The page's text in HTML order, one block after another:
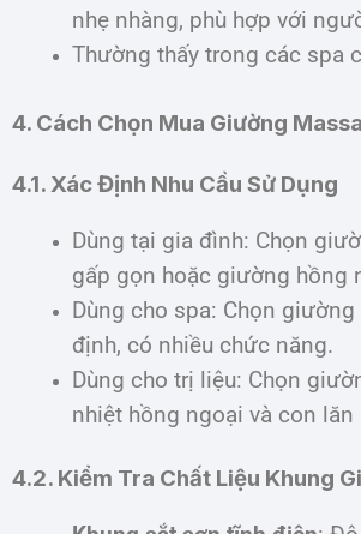
nhẹ nhàng, phù hợp với
Thường thấy trong các spa
4. Cách Chọn Mua Giường
4.1. Xác Định Nhu Cầu Sử Dụng
Dùng tại gia đình: Chọn
gấp gọn hoặc giường hồng
Dùng cho spa: Chọn
định, có nhiều chức năng.
Dùng cho trị liệu: Chọn
nhiệt hồng ngoại và con lăn
4.2. Kiểm Tra Chất Liệu Khung